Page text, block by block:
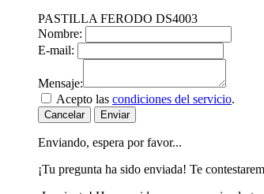
PASTILLA FERODO DS4003
Nombre:
E-mail:
Mensaje:
Acepto las condiciones del servicio.
Cancelar Enviar
Enviando, espera por favor...
¡Tu pregunta ha sido enviada! Te